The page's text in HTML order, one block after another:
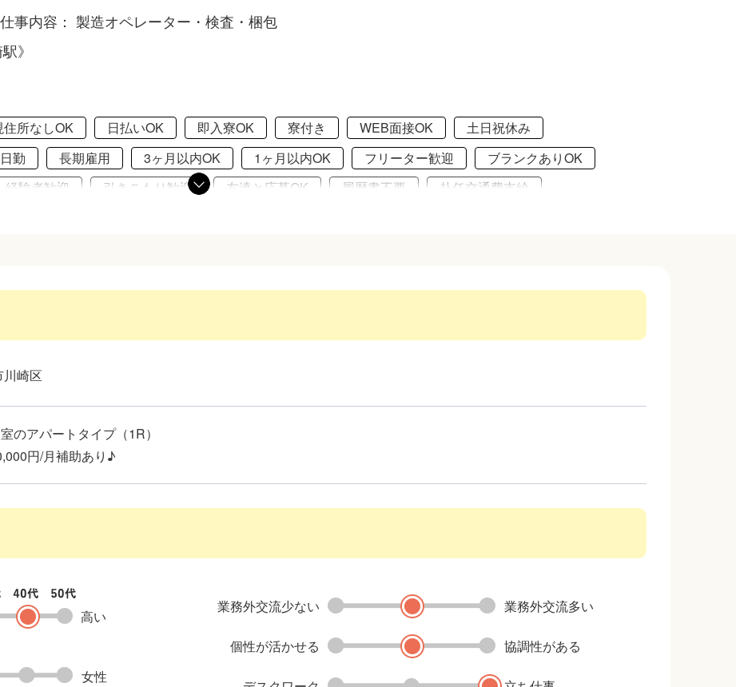
仕事内容： 製造オペレーター・検査・梱包
》
住所なしOK 日払いOK 即入寮OK 寮付き WEB面接OK
土日祝休み
日勤 長期雇用 3ヶ月以内OK 1ヶ月以内OK フリーター歓迎
ブランクありOK
経験者歓迎 引きこもり歓迎 友達と応募OK 履歴書不要
赴任交通費支給
崎区
のアパートタイプ（1R）
円/月補助あり♪
高い
女性
業務外交流少ない 業務外交流多い
個性が活かせる 協調性がある